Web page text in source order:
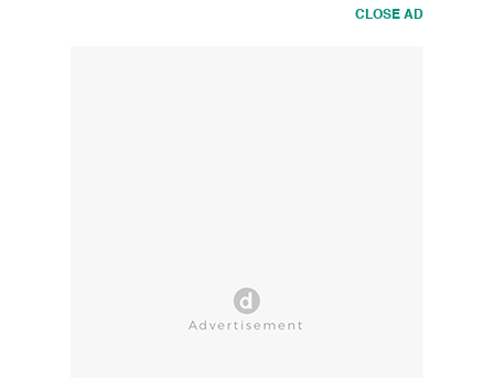
CLOSE AD